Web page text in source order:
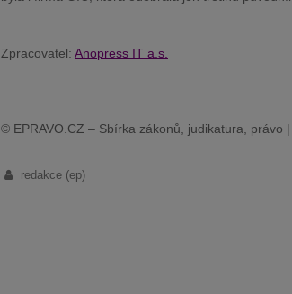
Zpracovatel: Anopress IT a.s.
© EPRAVO.CZ – Sbírka zákonů, judikatura, právo |
redakce (ep)